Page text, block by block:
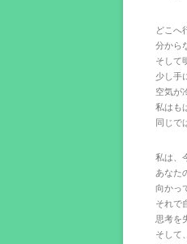
どこへ
分から
そして
少し手
空気が
私はも
同じで
私は、
あなた
向かっ
それで
思考を
そして